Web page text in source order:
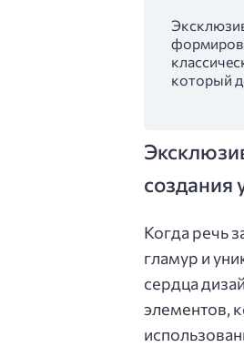
который
создания
Когда речь
гламур и
сердца
элементов,